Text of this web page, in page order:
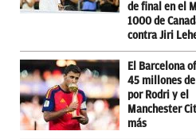
de final en el
1000 de
contra Jiri
El Barcelona
45 millones
por Rodri y el
Manchester
más